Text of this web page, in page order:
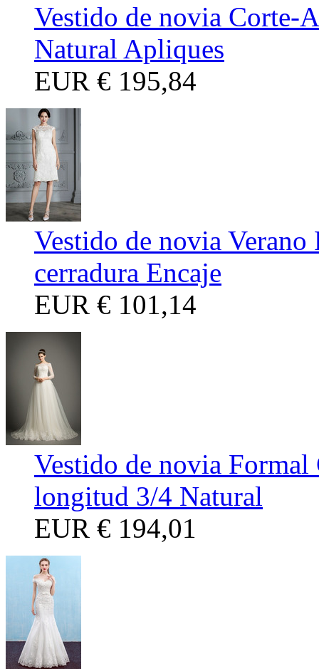
Vestido de novia Corte-
Natural Apliques
EUR € 195,84
Vestido de novia Verano
cerradura Encaje
EUR € 101,14
Vestido de novia
longitud 3/4 Natural
EUR € 194,01